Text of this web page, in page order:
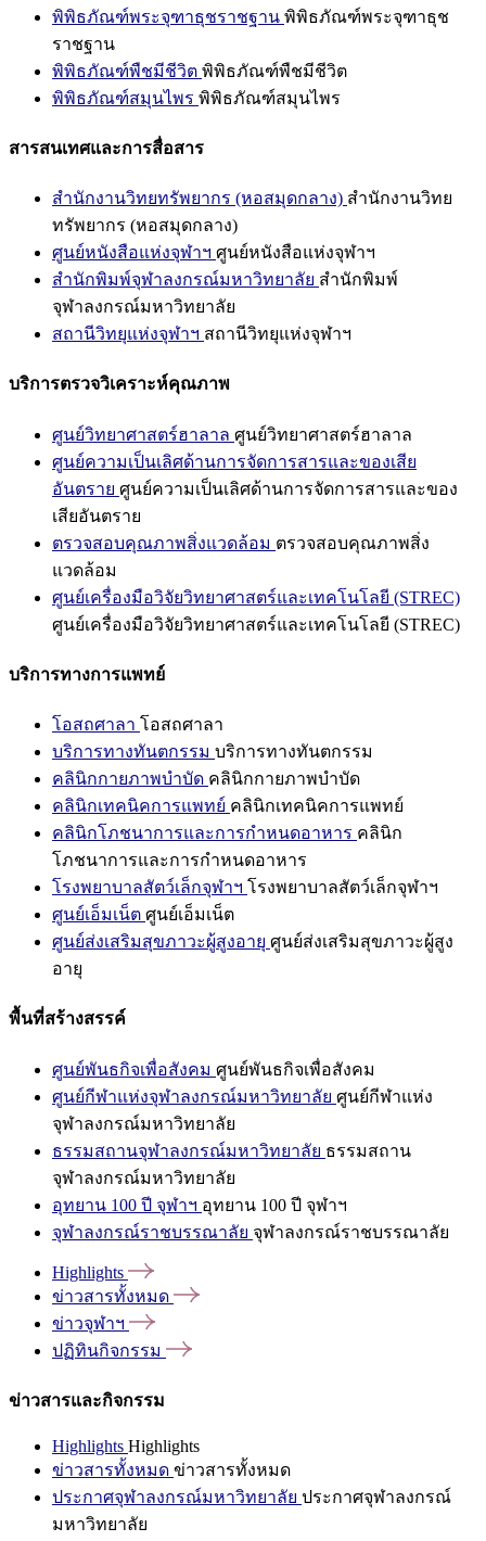
พิพิธภัณฑ์พระจุฑาธุชราชฐาน พิพิธภัณฑ์พระจุฑาธุช
ราชฐาน
พิพิธภัณฑ์พืชมีชีวิต พิพิธภัณฑ์พืชมีชีวิต
พิพิธภัณฑ์สมุนไพร พิพิธภัณฑ์สมุนไพร
สารสนเทศและการสื่อสาร
สำนักงานวิทยทรัพยากร (หอสมุดกลาง) สำนักงานวิทย
ทรัพยากร (หอสมุดกลาง)
ศูนย์หนังสือแห่งจุฬาฯ ศูนย์หนังสือแห่งจุฬาฯ
สำนักพิมพ์จุฬาลงกรณ์มหาวิทยาลัย สำนักพิมพ์
จุฬาลงกรณ์มหาวิทยาลัย
สถานีวิทยุแห่งจุฬาฯ สถานีวิทยุแห่งจุฬาฯ
บริการตรวจวิเคราะห์คุณภาพ
ศูนย์วิทยาศาสตร์ฮาลาล ศูนย์วิทยาศาสตร์ฮาลาล
ศูนย์ความเป็นเลิศด้านการจัดการสารและของเสีย
อันตราย ศูนย์ความเป็นเลิศด้านการจัดการสารและของ
เสียอันตราย
ตรวจสอบคุณภาพสิ่งแวดล้อม ตรวจสอบคุณภาพสิ่ง
แวดล้อม
ศูนย์เครื่องมือวิจัยวิทยาศาสตร์และเทคโนโลยี (STREC)
ศูนย์เครื่องมือวิจัยวิทยาศาสตร์และเทคโนโลยี (STREC)
บริการทางการแพทย์
โอสถศาลา โอสถศาลา
บริการทางทันตกรรม บริการทางทันตกรรม
คลินิกกายภาพบำบัด คลินิกกายภาพบำบัด
คลินิกเทคนิคการแพทย์ คลินิกเทคนิคการแพทย์
คลินิกโภชนาการและการกำหนดอาหาร คลินิก
โภชนาการและการกำหนดอาหาร
โรงพยาบาลสัตว์เล็กจุฬาฯ โรงพยาบาลสัตว์เล็กจุฬาฯ
ศูนย์เอ็มเน็ต ศูนย์เอ็มเน็ต
ศูนย์ส่งเสริมสุขภาวะผู้สูงอายุ ศูนย์ส่งเสริมสุขภาวะผู้สูง
อายุ
พื้นที่สร้างสรรค์
ศูนย์พันธกิจเพื่อสังคม ศูนย์พันธกิจเพื่อสังคม
ศูนย์กีฬาแห่งจุฬาลงกรณ์มหาวิทยาลัย ศูนย์กีฬาแห่ง
จุฬาลงกรณ์มหาวิทยาลัย
ธรรมสถานจุฬาลงกรณ์มหาวิทยาลัย ธรรมสถาน
จุฬาลงกรณ์มหาวิทยาลัย
อุทยาน 100 ปี จุฬาฯ อุทยาน 100 ปี จุฬาฯ
จุฬาลงกรณ์ราชบรรณาลัย จุฬาลงกรณ์ราชบรรณาลัย
Highlights
ข่าวสารทั้งหมด
ข่าวจุฬาฯ
ปฏิทินกิจกรรม
ข่าวสารและกิจกรรม
Highlights Highlights
ข่าวสารทั้งหมด ข่าวสารทั้งหมด
ประกาศจุฬาลงกรณ์มหาวิทยาลัย ประกาศจุฬาลงกรณ์
มหาวิทยาลัย